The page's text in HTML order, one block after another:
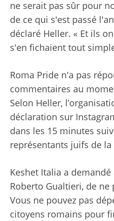
ne serait pas sûr pour
de ce qui s'est passé
déclaré Heller. « Et ils
s'en fichaient tout
Roma Pride n'a pas
commentaires au
Selon Heller,
déclaration sur
dans les 15 minutes
représentants juifs de
Keshet Italia a
Roberto Gualtieri, de ne
Vous ne pouvez pas
citoyens romains pour